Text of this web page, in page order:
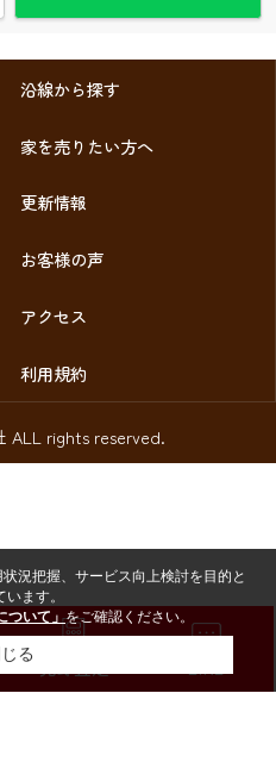
沿線から探す
家を売りたい方へ
更新情報
お客様の声
アクセス
利用規約
ALL rights reserved.
況把握、サービス向上検討を目的と
ます。
ついて」をご確認ください。
る